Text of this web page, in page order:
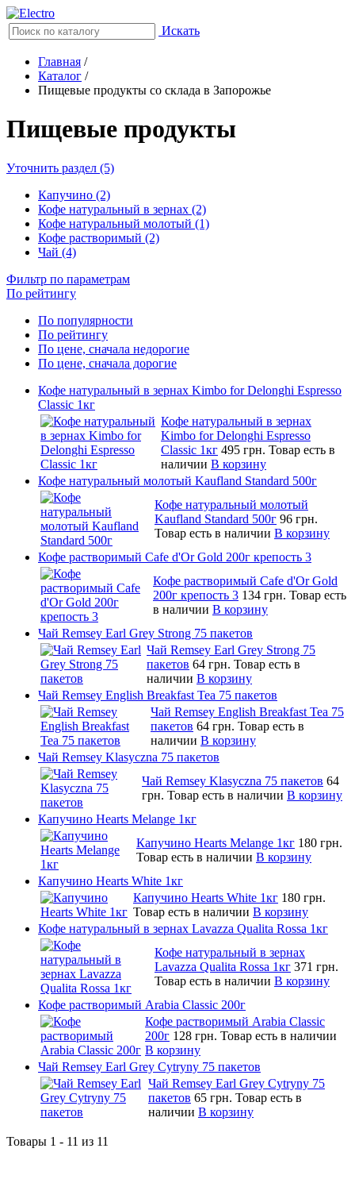
Искать
Главная /
Каталог /
Пищевые продукты со склада в Запорожье
Пищевые продукты
Уточнить раздел (5)
Капучино (2)
Кофе натуральный в зернах (2)
Кофе натуральный молотый (1)
Кофе растворимый (2)
Чай (4)
Фильтр по параметрам
По рейтингу
По популярности
По рейтингу
По цене, сначала недорогие
По цене, сначала дорогие
Кофе натуральный в зернах Kimbo for Delonghi Espresso
Classic 1кг
Кофе натуральный в зернах
Kimbo for Delonghi Espresso
Classic 1кг 495 грн. Товар есть в
наличии В корзину
Кофе натуральный молотый Kaufland Standard 500г
Кофе натуральный молотый
Kaufland Standard 500г 96 грн.
Товар есть в наличии В корзину
Кофе растворимый Cafe d'Or Gold 200г крепость 3
Кофе растворимый Cafe d'Or Gold
200г крепость 3 134 грн. Товар есть
в наличии В корзину
Чай Remsey Earl Grey Strong 75 пакетов
Чай Remsey Earl Grey Strong 75
пакетов 64 грн. Товар есть в
наличии В корзину
Чай Remsey English Breakfast Tea 75 пакетов
Чай Remsey English Breakfast Tea 75
пакетов 64 грн. Товар есть в
наличии В корзину
Чай Remsey Klasyczna 75 пакетов
Чай Remsey Klasyczna 75 пакетов 64
грн. Товар есть в наличии В корзину
Капучино Hearts Melange 1кг
Капучино Hearts Melange 1кг 180 грн.
Товар есть в наличии В корзину
Капучино Hearts White 1кг
Капучино Hearts White 1кг 180 грн.
Товар есть в наличии В корзину
Кофе натуральный в зернах Lavazza Qualita Rossa 1кг
Кофе натуральный в зернах
Lavazza Qualita Rossa 1кг 371 грн.
Товар есть в наличии В корзину
Кофе растворимый Arabia Classic 200г
Кофе растворимый Arabia Classic
200г 128 грн. Товар есть в наличии
В корзину
Чай Remsey Earl Grey Cytryny 75 пакетов
Чай Remsey Earl Grey Cytryny 75
пакетов 65 грн. Товар есть в
наличии В корзину
Товары 1 - 11 из 11